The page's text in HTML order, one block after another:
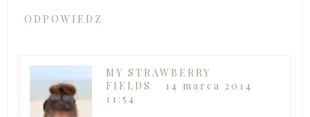
ODPOWIEDZ
MY STRAWBERRY
FIELDS
14 marca 2014
11:54